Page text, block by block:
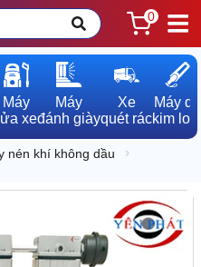
0
Máy
xe
Máy
đánh giày
Xe
quét rác
Máy dò
kim loại
nén khí không dầu